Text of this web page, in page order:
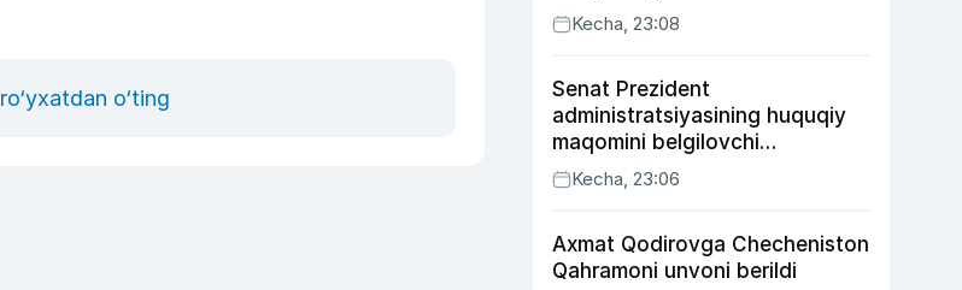
ro‘yxatdan o‘ting
Kecha, 23:08
Senat Prezident
administratsiyasining huquqiy
maqomini belgilovchi
konstitutsiyaviy qonunni
ma’qulladi
Kecha, 23:06
Axmat Qodirovga Checheniston
Qahramoni unvoni berildi